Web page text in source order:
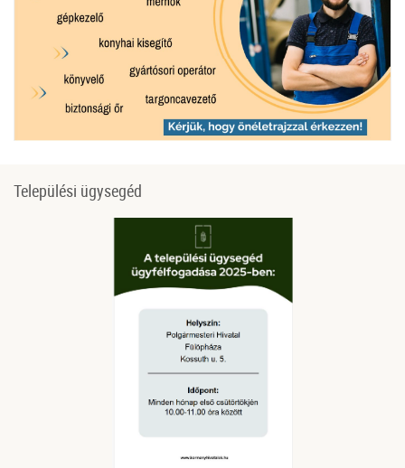
Települési ügysegéd